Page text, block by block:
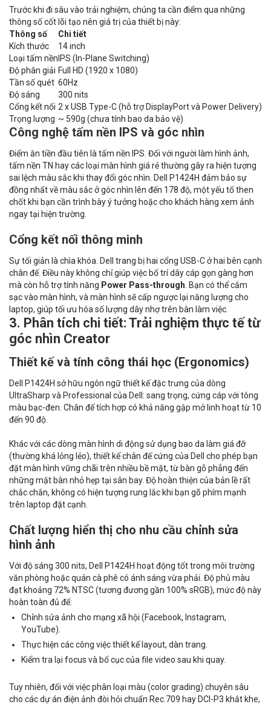
Trước khi đi sâu vào trải nghiệm, chúng ta cần điểm qua những
thông số cốt lõi tạo nên giá trị của thiết bị này:
Thông số
Chi tiết
Kích thước
14 inch
Loại tấm nền IPS (In-Plane Switching)
Độ phân giải Full HD (1920 x 1080)
Tần số quét 60Hz
Độ sáng
300 nits
Cổng kết nối 2 x USB Type-C (hỗ trợ DisplayPort và Power Delivery)
Trọng lượng ~ 590g (chưa tính bao da bảo vệ)
Công nghệ tấm nền IPS và góc nhìn
Điểm ăn tiền đầu tiên là tấm nền IPS. Đối với người làm hình ảnh,
tấm nền TN hay các loại màn hình giá rẻ thường gây ra hiện tượng
sai lệch màu sắc khi thay đổi góc nhìn. Dell P1424H đảm bảo sự
đồng nhất về màu sắc ở góc nhìn lên đến 178 độ, một yếu tố then
chốt khi bạn cần trình bày ý tưởng hoặc cho khách hàng xem ảnh
ngay tại hiện trường.
Cổng kết nối thông minh
Sự tối giản là chìa khóa. Dell trang bị hai cổng USB-C ở hai bên cạnh
chân đế. Điều này không chỉ giúp việc bố trí dây cáp gọn gàng hơn
mà còn hỗ trợ tính năng Power Pass-through. Bạn có thể cắm
sạc vào màn hình, và màn hình sẽ cấp ngược lại năng lượng cho
laptop, giúp tối ưu hóa số lượng dây nhợ trên bàn làm việc.
3. Phân tích chi tiết: Trải nghiệm thực tế từ
góc nhìn Creator
Thiết kế và tính công thái học (Ergonomics)
Dell P1424H sở hữu ngôn ngữ thiết kế đặc trưng của dòng
UltraSharp và Professional của Dell: sang trọng, cứng cáp với tông
màu bạc-đen. Chân đế tích hợp có khả năng gập mở linh hoạt từ 10
đến 90 độ.
Khác với các dòng màn hình di động sử dụng bao da làm giá đỡ
(thường khá lỏng lẻo), thiết kế chân đế cứng của Dell cho phép bạn
đặt màn hình vững chãi trên nhiều bề mặt, từ bàn gỗ phẳng đến
những mặt bàn nhỏ hẹp tại sân bay. Độ hoàn thiện của bản lề rất
chắc chắn, không có hiện tượng rung lắc khi bạn gõ phím mạnh
trên laptop đặt cạnh.
Chất lượng hiển thị cho nhu cầu chỉnh sửa
hình ảnh
Với độ sáng 300 nits, Dell P1424H hoạt động tốt trong môi trường
văn phòng hoặc quán cà phê có ánh sáng vừa phải. Độ phủ màu
đạt khoảng 72% NTSC (tương đương gần 100% sRGB), mức độ này
hoàn toàn đủ để:
Chỉnh sửa ảnh cho mạng xã hội (Facebook, Instagram,
YouTube).
Thực hiện các công việc thiết kế layout, dàn trang.
Kiểm tra lại focus và bố cục của file video sau khi quay.
Tuy nhiên, đối với việc phân loại màu (color grading) chuyên sâu
cho các dự án điện ảnh đòi hỏi chuẩn Rec.709 hay DCI-P3 khắt khe,